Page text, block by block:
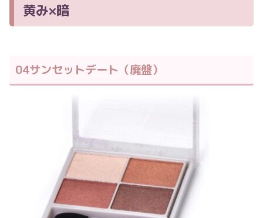
黄み×暗
04サンセットデート（廃盤）